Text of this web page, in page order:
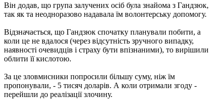
Він додав, що група залучених осіб була знайома з Гандзюк,
так як та неодноразово надавала їм волонтерську допомогу.
Відзначається, що Гандзюк спочатку планували побити, а
коли це не вдалося (через відсутність зручного випадку,
наявності очевидців і страху бути впізнаними), то вирішили
облити її кислотою.
За це зловмисники попросили більшу суму, ніж їм
пропонували, - 5 тисяч доларів. А коли отримали згоду -
перейшли до реалізації злочину.